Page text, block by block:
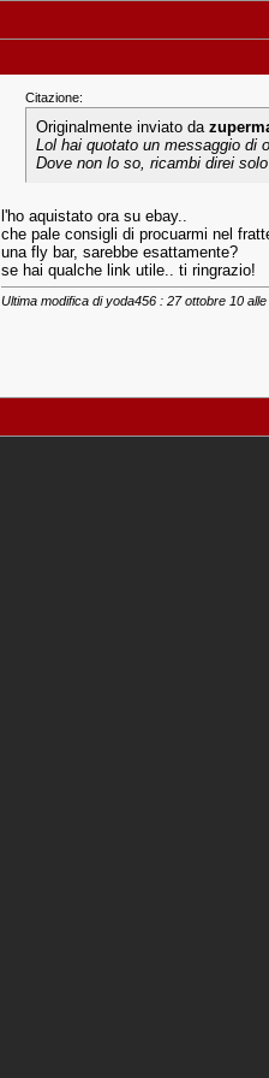
Citazione:
Originalmente inviato da
Lol hai quotato un messaggio di
Dove non lo so, ricambi direi
l'ho aquistato ora su ebay..
che pale consigli di procuarmi nel
una fly bar, sarebbe esattamente?
se hai qualche link utile.. ti ringrazio!
Ultima modifica di yoda456 : 27 ottobre 10